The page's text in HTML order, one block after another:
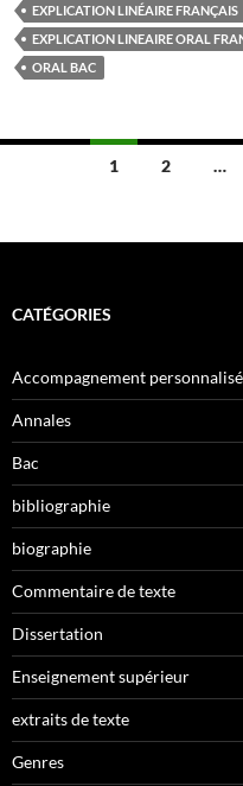
EXPLICATION LINÉAIRE FRANÇAIS
EXPLICATION LINEAIRE ORAL
ORAL BAC
Navigation
articles
1 2 …
CATÉGORIES
Accompagnement personnalisé
Annales
Bac
bibliographie
biographie
Commentaire de texte
Dissertation
Enseignement supérieur
extraits de texte
Genres